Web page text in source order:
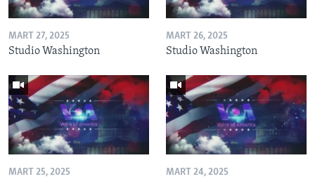
MART 27, 2025
Studio Washington
MART 26, 2025
Studio Washington
MART 25, 2025 MART 24, 2025